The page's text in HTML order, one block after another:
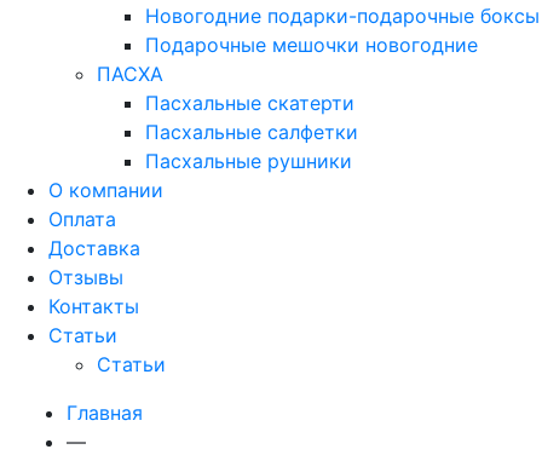
Новогодние подарки-подарочные боксы
Подарочные мешочки новогодние
ПАСХА
Пасхальные скатерти
Пасхальные салфетки
Пасхальные рушники
О компании
Оплата
Доставка
Отзывы
Контакты
Статьи
Статьи
Главная
—